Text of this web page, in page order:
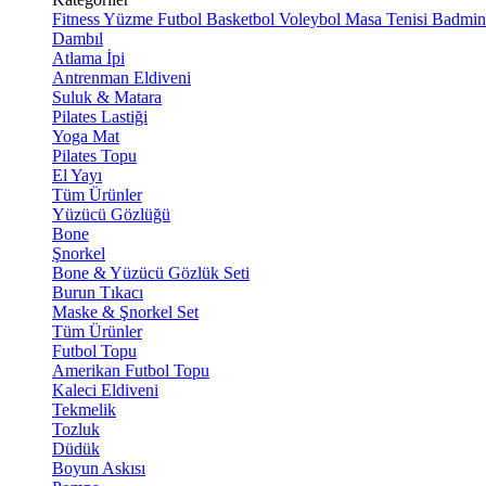
FitnessYüzme Futbol Basketbol Voleybol Masa Tenisi
Dambıl
Atlama İpi
Antrenman Eldiveni
Suluk & Matara
Pilates Lastiği
Yoga Mat
Pilates Topu
El Yayı
Tüm Ürünler
Yüzücü Gözlüğü
Bone
Şnorkel
Bone & Yüzücü Gözlük Seti
Burun Tıkacı
Maske & Şnorkel Set
Tüm Ürünler
Futbol Topu
Amerikan Futbol Topu
Kaleci Eldiveni
Tekmelik
Tozluk
Düdük
Boyun Askısı